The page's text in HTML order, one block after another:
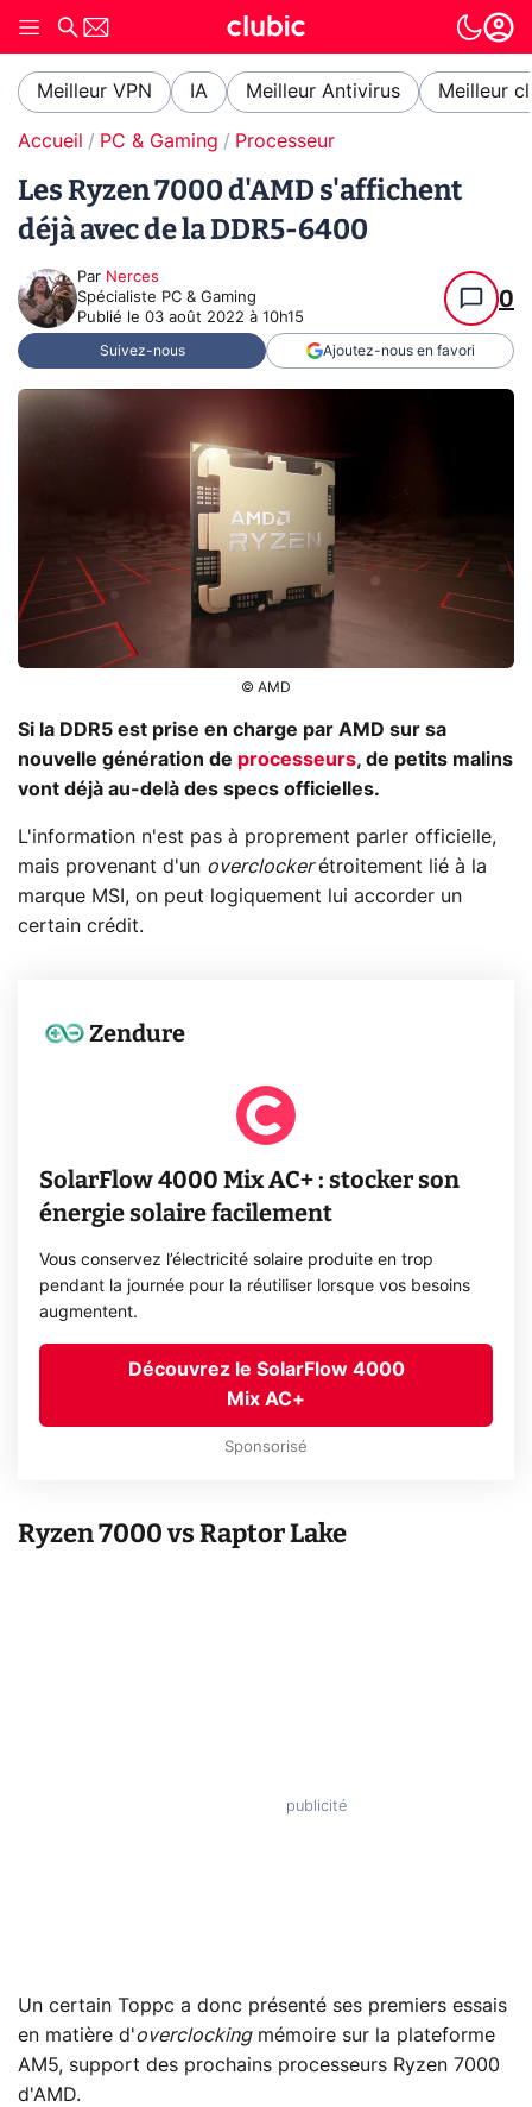
Meilleur VPN IA Meilleur Antivirus Meilleur
Accueil PC & Gaming Processeur
Les Ryzen 7000 d'AMD s'affichent
déjà avec de la DDR5-6400
Par Nerces
Spécialiste PC & Gaming
Publié le 03 août 2022 à 10h15
0
Suivez-nous Ajoutez-nous en favori
© AMD
Si la DDR5 est prise en charge par AMD sur sa
nouvelle génération de processeurs, de petits malins
vont déjà au-delà des specs officielles.
L'information n'est pas à proprement parler officielle,
mais provenant d'un overclockerétroitement lié à la
marque MSI, on peut logiquement lui accorder un
certain crédit.
Zendure
SolarFlow 4000 Mix AC+ : stocker son
énergie solaire facilement
Vous conservez l’électricité solaire produite en trop
pendant la journée pour la réutiliser lorsque vos besoins
augmentent.
Découvrez le SolarFlow 4000
Mix AC+
Sponsorisé
Ryzen 7000 vs Raptor Lake
Un certain Toppc a donc présenté ses premiers essais
en matière d'overclockingmémoire sur la plateforme
AM5, support des prochains processeurs Ryzen 7000
d'AMD.